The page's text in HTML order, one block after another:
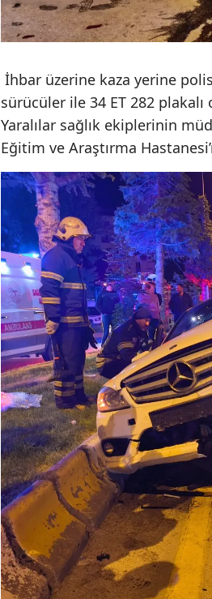
İhbar üzerine kaza yerine
sürücüler ile 34 ET 282
Yaralılar sağlık ekiplerinin
Eğitim ve Araştırma